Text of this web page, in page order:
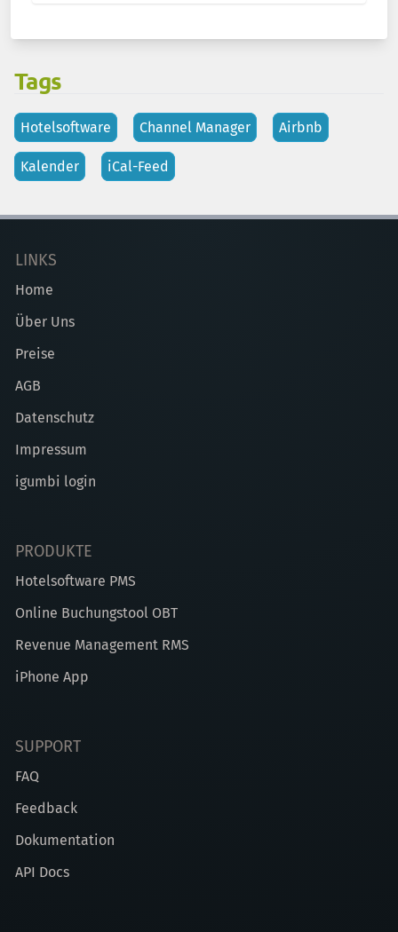
Tags
Hotelsoftware Channel Manager Airbnb
Kalender iCal-Feed
LINKS
Home
Über Uns
Preise
AGB
Datenschutz
Impressum
igumbi login
PRODUKTE
Hotelsoftware PMS
Online Buchungstool OBT
Revenue Management RMS
iPhone App
SUPPORT
FAQ
Feedback
Dokumentation
API Docs